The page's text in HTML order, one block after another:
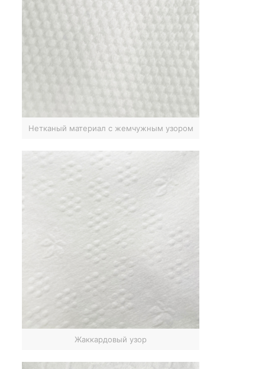
Нетканый материал с жемчужным узором
Жаккардовый узор